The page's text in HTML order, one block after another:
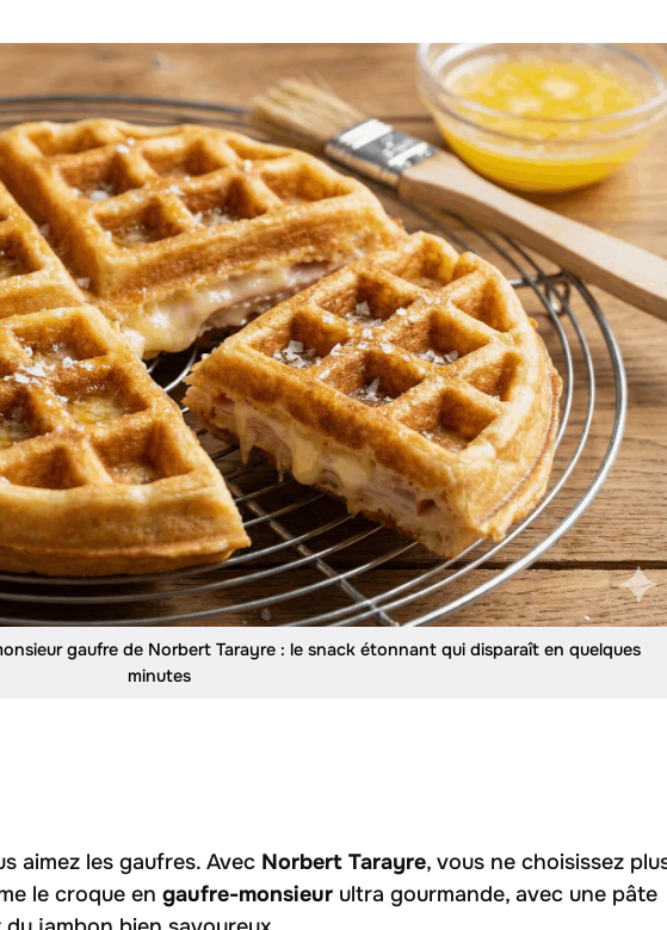
gaufre de Norbert Tarayre : le snack étonnant qui disparaît en quelques
minutes
aimez les gaufres. Avec Norbert Tarayre, vous ne choisissez
le croque en gaufre-monsieur ultra gourmande, avec une pâte